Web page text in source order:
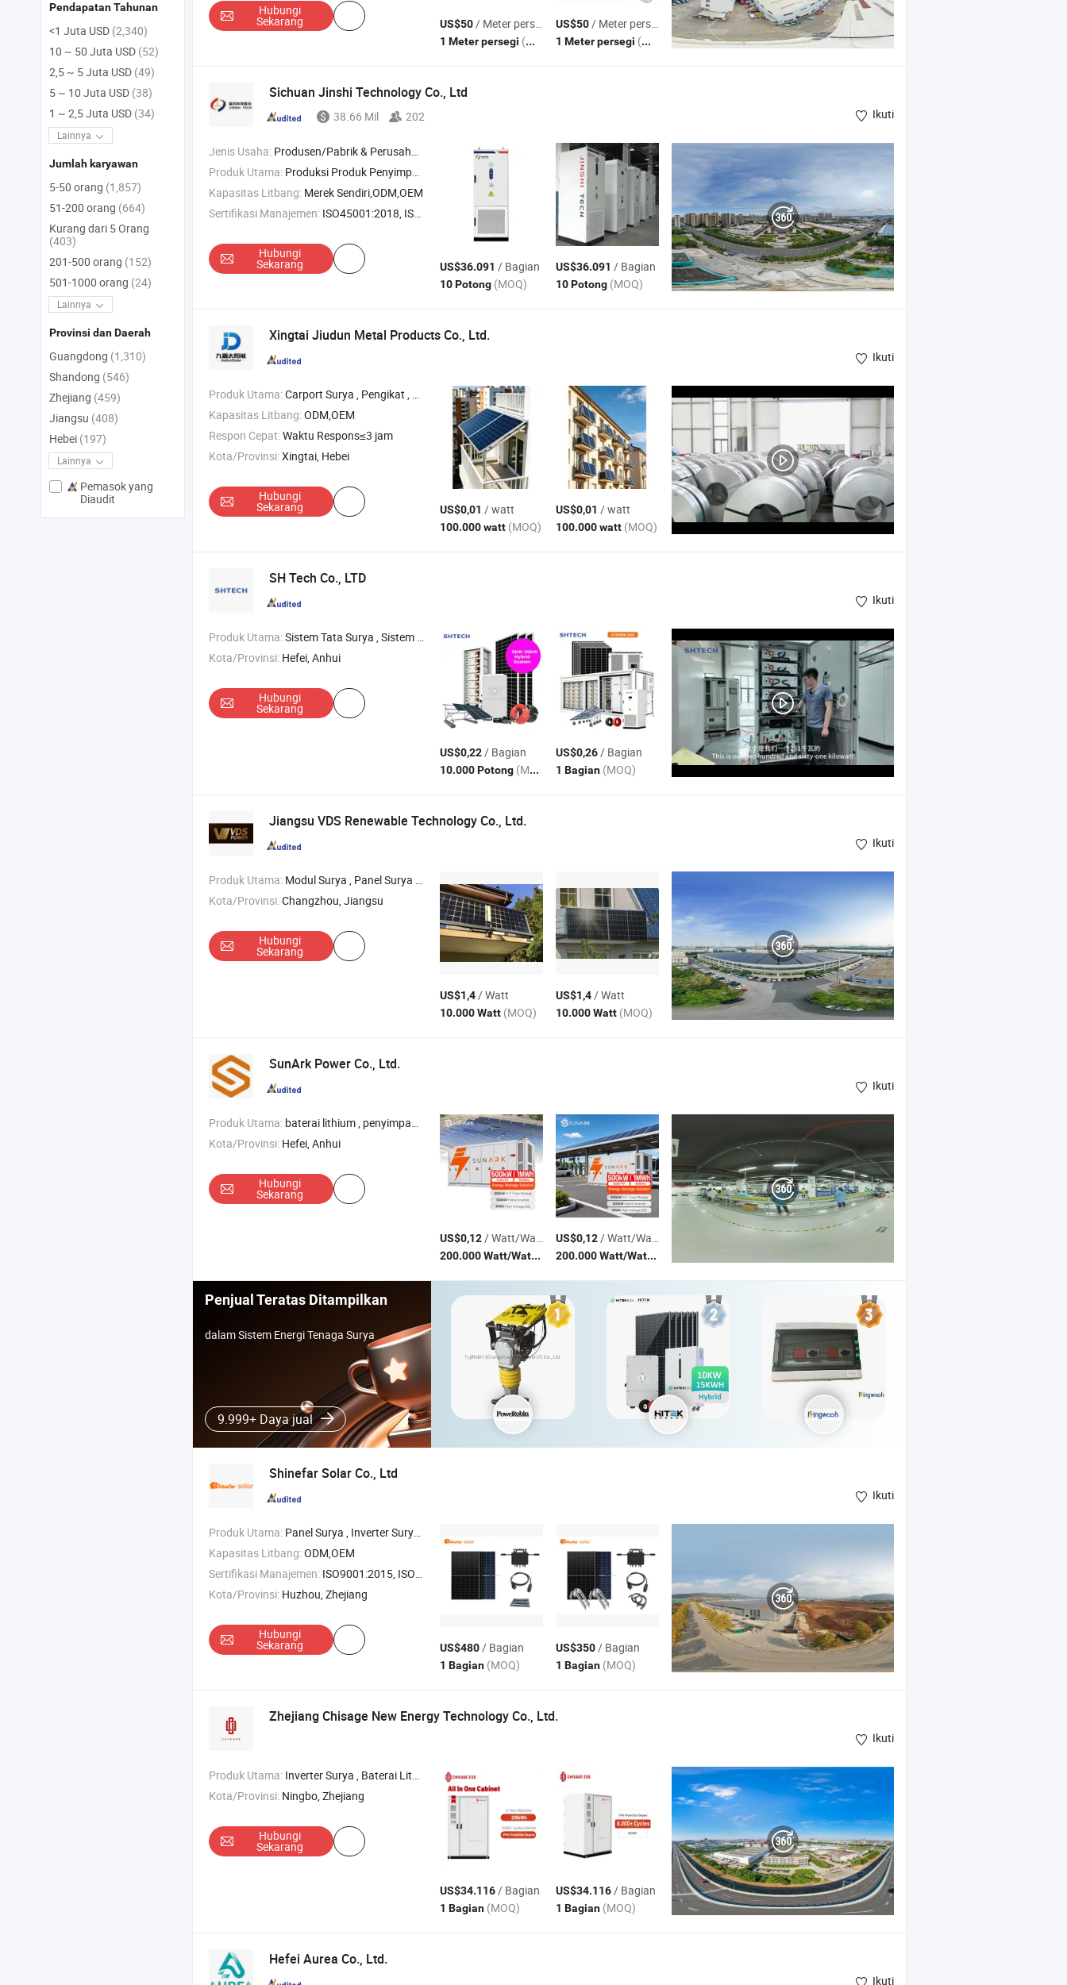
Hubungi
Sekarang US$50/ Meter persegi
1 Meter persegi (MOQ)
US$50/ Meter persegi
1 Meter persegi (MOQ)
Sichuan Jinshi Technology Co., Ltd
38.66 Mil 202 Ikuti
Jenis Usaha: Produsen/Pabrik & Perusahaan Dagang
Produk Utama: Produksi Produk Penyimpanan Energi
Kapasitas Litbang: Merek Sendiri,ODM,OEM
Sertifikasi Manajemen: ISO45001:2018, ISO14001, ISO50001
Hubungi
Sekarang US$36.091 / Bagian
10 Potong (MOQ)
US$36.091 / Bagian
10 Potong (MOQ)
Xingtai Jiudun Metal Products Co., Ltd.
Ikuti
Produk Utama:Carport Surya , Pengikat , Braket Surya , Sekrup Tanah , Braket Pemasangan Surya
Kapasitas Litbang:ODM,OEM
Respon Cepat:Waktu Respons≤3 jam
Kota/Provinsi:Xingtai, Hebei
Hubungi
Sekarang US$0,01 / watt
100.000 watt (MOQ)
US$0,01 / watt
100.000 watt (MOQ)
SH Tech Co., LTD
Ikuti
Produk Utama:Sistem Tata Surya , Sistem Energi Surya , Baterai Lithium , Panel Surya , Rak Pemasangan
Kota/Provinsi: Hefei, Anhui
Hubungi
Sekarang
US$0,22/ Bagian
10.000 Potong (MOQ)
US$0,26/ Bagian
1 Bagian (MOQ)
Jiangsu VDS Renewable Technology Co., Ltd.
Ikuti
Produk Utama: Modul Surya , Panel Surya Monokristalin , Baterai Penyimpanan Surya , Baterai Penyimpanan , Baterai Energi Surya
Kota/Provinsi:Changzhou, Jiangsu
Hubungi
Sekarang
US$1,4/ Watt
10.000 Watt (MOQ)
US$1,4/ Watt
10.000 Watt (MOQ)
SunArk Power Co., Ltd.
Ikuti
Produk Utama: baterai lithium , penyimpanan energi industri dan komersial , panel surya , inverter surya , sistem surya
Kota/Provinsi: Hefei, Anhui
Hubungi
Sekarang
US$0,12/ Watt/Watts
200.000 Watt/Watts (MOQ)
US$0,12/ Watt/Watts
200.000 Watt/Watts
Penjual Teratas Ditampilkan
dalam Sistem Energi Tenaga Surya
9.999+ Daya jual
Shinefar Solar Co., Ltd
Ikuti
Produk Utama: Panel Surya , Inverter Surya , Sistem Surya Hibrida , Sistem Surya Terhubung Jaringan , Sistem Surya Mandiri
Kapasitas Litbang:ODM,OEM
Sertifikasi Manajemen: ISO9001:2015, ISO14001, ISO45001:2018
Kota/Provinsi: Huzhou, Zhejiang
Hubungi
Sekarang US$480/ Bagian
1 Bagian (MOQ)
US$350/ Bagian
1 Bagian (MOQ)
Zhejiang Chisage New Energy Technology Co., Ltd.
Ikuti
Produk Utama: Inverter Surya , Baterai Lithium , Inverter Hibrida , Sistem Surya , Inverter Daya
Kota/Provinsi: Ningbo, Zhejiang
Hubungi
Sekarang
US$34.116/ Bagian
1 Bagian (MOQ)
US$34.116/ Bagian
1 Bagian (MOQ)
Hefei Aurea Co., Ltd.
Ikuti
Pendapatan Tahunan
<1 Juta USD (2,340)
10 ~ 50 Juta USD (52)
2,5 ~ 5 Juta USD (49)
5 ~ 10 Juta USD (38)
1 ~ 2,5 Juta USD (34)
Lainnya
Jumlah karyawan
5-50 orang (1,857)
51-200 orang (664)
Kurang dari 5 Orang
(403)
201-500 orang (152)
501-1000 orang (24)
Lainnya
Provinsi dan Daerah
Guangdong (1,310)
Shandong (546)
Zhejiang (459)
Jiangsu (408)
Hebei (197)
Lainnya
Pemasok yang
Diaudit